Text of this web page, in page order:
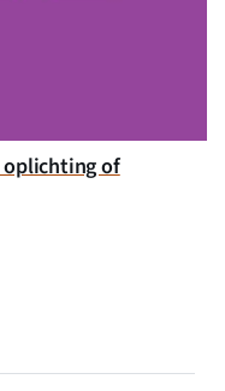
oplichting of